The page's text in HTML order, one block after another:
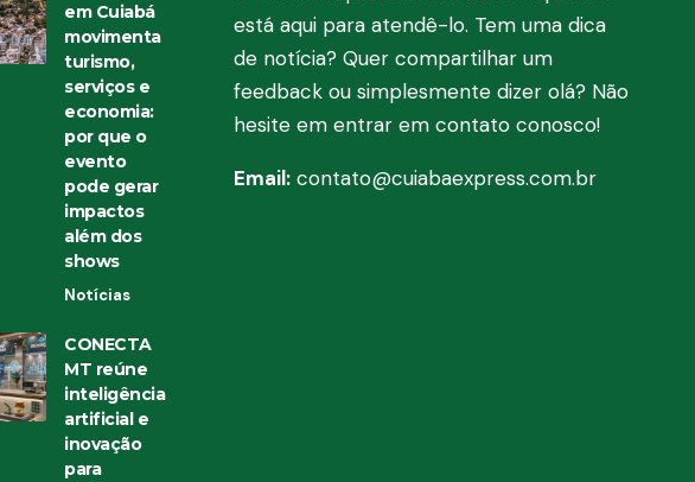
em Cuiabá
movimenta
turismo,
serviços e
economia:
por que o
evento
pode gerar
impactos
além dos
shows
Notícias
CONECTA
MT reúne
inteligência
artificial e
inovação
para
está aqui para atendê-lo. Tem uma dica
de notícia? Quer compartilhar um
feedback ou simplesmente dizer olá? Não
hesite em entrar em contato conosco!
Email: contato@cuiabaexpress.com.br